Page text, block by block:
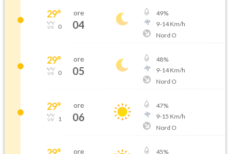
29°
0
ore
04
49%
9-14Km/h
Nord O
29°
0
ore
05
48%
9-14Km/h
Nord O
29°
1
ore
06
47%
9-15 Km/h
Nord O
ore 45%